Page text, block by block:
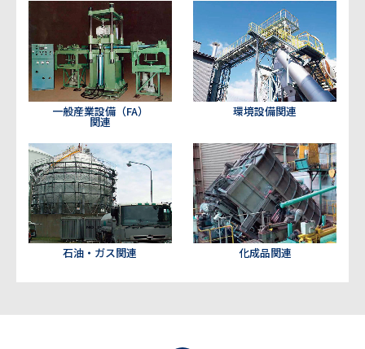
一般産業設備（FA）
関連
環境設備関連
石油・ガス関連 化成品関連